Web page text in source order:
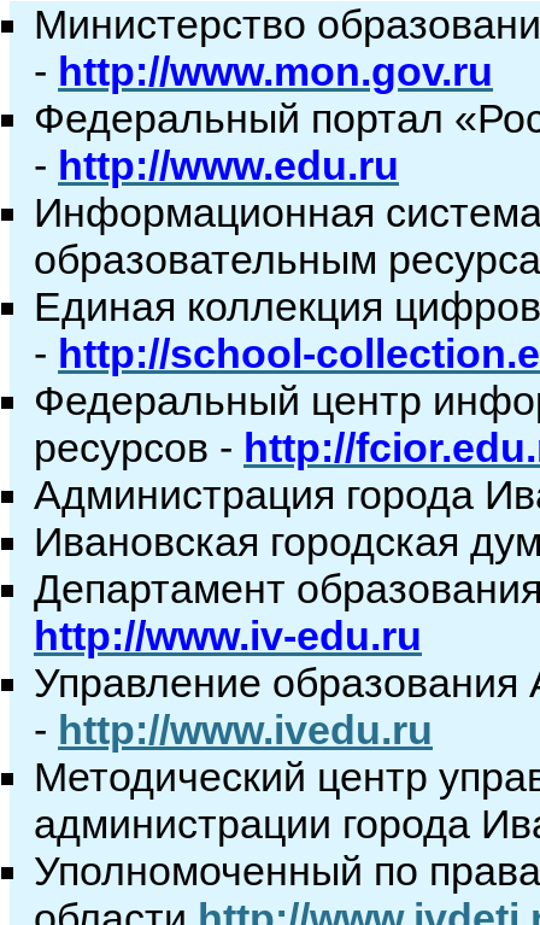
Министерство
- http://www.mon.gov.ru
Федеральный портал
- http://www.edu.ru
Информационная
образовательным
Единая коллекция
- http://school-
Федеральный центр
ресурсов - http://
Администрация города
Ивановская городская
Департамент
http://www.iv-edu.ru
Управление
- http://www.ivedu.ru
Методический центр
администрации города
Уполномоченный по